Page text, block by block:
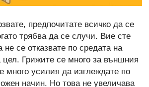
предпочитате всичко да се
трябва да се случи. Вие сте
не се отказвате по средата на
Грижите се много за външния
много усилия да изглеждате по
начин. Но това не увеличава